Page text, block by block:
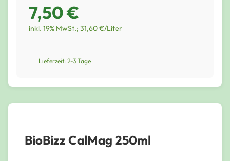
7,50 €
inkl. 19% MwSt.; 31,60 €/Liter
Lieferzeit: 2-3 Tage
BioBizz CalMag 250ml